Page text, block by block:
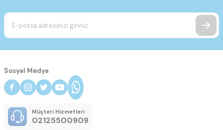
Sosyal Medya
Müşteri Hizmetleri
02125500909